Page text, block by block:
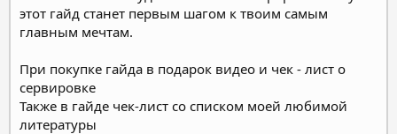
этот гайд станет первым шагом к твоим самым
главным мечтам.
При покупке гайда в подарок видео и чек - лист о
сервировке
Также в гайде чек-лист со списком моей любимой
литературы